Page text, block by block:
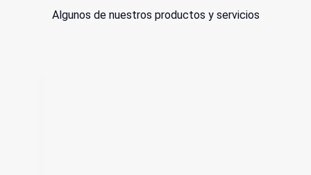
Algunos de nuestros productos y servicios